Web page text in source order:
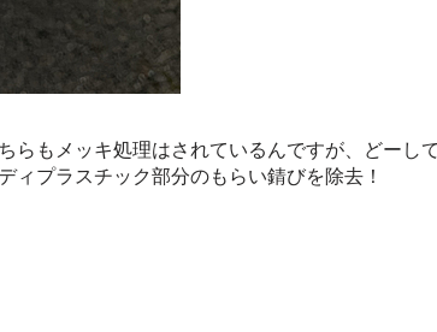
もメッキ処理はされているんですが、どーし
ィプラスチック部分のもらい錆びを除去！